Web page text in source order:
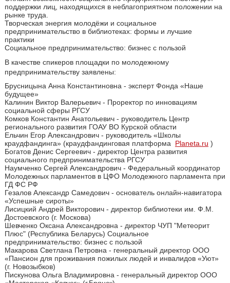
поддержки лиц, находящихся в неблагоприятном положении на
рынке труда.
Творческая энергия молодёжи и социальное
предпринимательство в библиотеках: формы и лучшие
практики
Социальное предпринимательство: бизнес с пользой
В качестве спикеров площадки по молодежному
предпринимательству заявлены:
Брусницына Анна Константиновна - эксперт Фонда «Наше
будущее»
Калинин Виктор Валерьевич - Проректор по инновациям
социальной сферы РГСУ
Комков Константин Анатольевич - руководитель Центр
регионального развития ГОАУ ВО Курской области
Ельчин Егор Александрович - руководитель «Школы
краудфандинга» (краудфандинговая платформа Planeta.ru )
Богатов Денис Сергеевич - директор Центра развития
социального предпринимательства РГСУ
Наумченко Сергей Александрович - Федеральный координатор
Молодежных парламентов в ЦФО Молодежного парламента при
ГД ФС РФ
Гезалов Александр Самедович - основатель онлайн-навигатора
«Успешные сироты»
Лисицкий Андрей Викторович - директор библиотеки им. Ф.М.
Достоевского (г. Москова)
Шевченко Оксана Александровна - директор ЧУП "Метеорит
Плюс" (Республика Беларусь) Социальное
предпринимательство: бизнес с пользой
Макарова Светлана Петровна - генеральный директор ООО
«Пансион для проживания пожилых людей и инвалидов «Уют»
(г. Новозыбков)
Пискунова Ольга Владимировна - генеральный директор ООО